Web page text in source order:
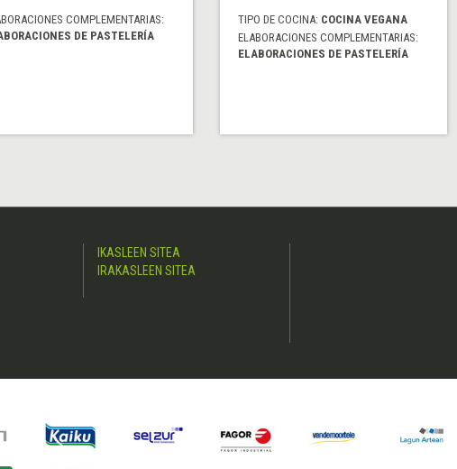
COMPLEMENTARIAS:
DE PASTELERÍA
TIPO DE COCINA: COCINA VEGANA
ELABORACIONES COMPLEMENTARIAS:
ELABORACIONES DE PASTELERÍA
IKASLEEN SITEA
IRAKASLEEN SITEA